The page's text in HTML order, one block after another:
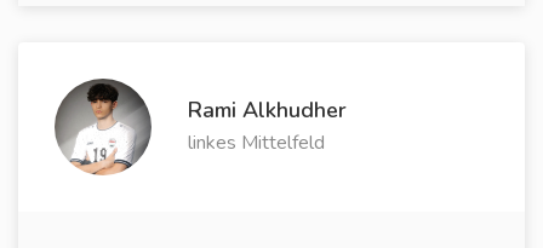
Rami Alkhudher
linkes Mittelfeld